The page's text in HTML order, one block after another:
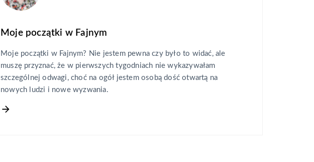
Moje początki w Fajnym
Moje początki w Fajnym? Nie jestem pewna czy było to widać, ale
muszę przyznać, że w pierwszych tygodniach nie wykazywałam
szczególnej odwagi, choć na ogół jestem osobą dość otwartą na
nowych ludzi i nowe wyzwania.